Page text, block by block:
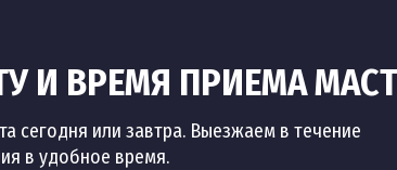
И ВРЕМЯ ПРИЕМА
сегодня или завтра. Выезжаем в течение
в удобное время.